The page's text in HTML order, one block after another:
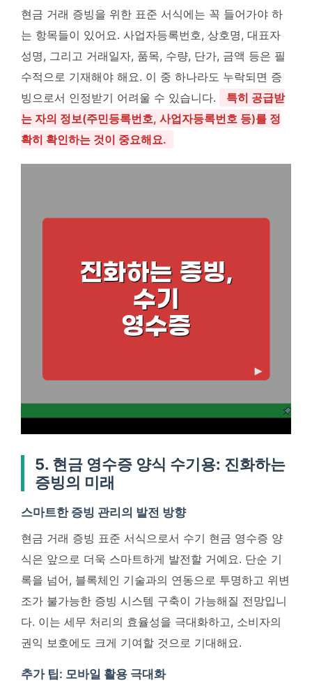
현금 거래 증빙을 위한 표준 서식에는 꼭 들어가야 하
는 항목들이 있어요. 사업자등록번호, 상호명, 대표자
성명, 그리고 거래일자, 품목, 수량, 단가, 금액 등은 필
수적으로 기재해야 해요. 이 중 하나라도 누락되면 증
빙으로서 인정받기 어려울 수 있습니다.
특히 공급받
는 자의 정보(주민등록번호, 사업자등록번호 등)를 정
확히 확인하는 것이 중요해요.
5. 현금 영수증 양식 수기용: 진화하는
증빙의 미래
스마트한 증빙 관리의 발전 방향
현금 거래 증빙 표준 서식으로서 수기 현금 영수증 양
식은 앞으로 더욱 스마트하게 발전할 거예요. 단순 기
록을 넘어, 블록체인 기술과의 연동으로 투명하고 위변
조가 불가능한 증빙 시스템 구축이 가능해질 전망입니
다. 이는 세무 처리의 효율성을 극대화하고, 소비자의
권익 보호에도 크게 기여할 것으로 기대해요.
추가 팁: 모바일 활용 극대화